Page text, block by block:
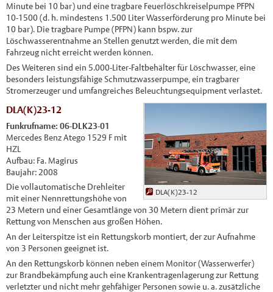
Minute bei 10 bar) und eine tragbare Feuerlöschkreiselpumpe PFPN
10-1500 (d. h. mindestens 1.500 Liter Wasserförderung pro Minute bei
10 bar). Die tragbare Pumpe (PFPN) kann bspw. zur
Löschwasserentnahme an Stellen genutzt werden, die mit dem
Fahrzeug nicht erreicht werden können.
Des Weiteren sind ein 5.000-Liter-Faltbehälter für Löschwasser, eine
besonders leistungsfähige Schmutzwasserpumpe, ein tragbarer
Stromerzeuger und umfangreiches Beleuchtungsequipment verlastet.
DLA(K)23-12
DLA(K)23-12
Funkrufname: 06-DLK23-01
Mercedes Benz Atego 1529 F mit
HZL
Aufbau: Fa. Magirus
Baujahr: 2008
Die vollautomatische Drehleiter
mit einer Nennrettungshöhe von
23 Metern und einer Gesamtlänge von 30 Metern dient primär zur
Rettung von Menschen aus großen Höhen.
An der Leiterspitze ist ein Rettungskorb montiert, der zur Aufnahme
von 3 Personen geeignet ist.
An den Rettungskorb können neben einem Monitor (Wasserwerfer)
zur Brandbekämpfung auch eine Krankentragenlagerung zur Rettung
verletzter und nicht mehr gehfähiger Personen sowie u. a. zusätzliche